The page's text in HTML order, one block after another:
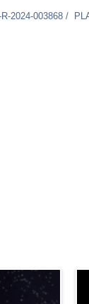
2024-003868 /